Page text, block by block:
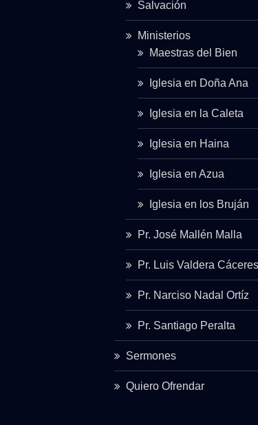
Salvación
Ministerios
Maestras del Bien
Iglesia en Doña Ana
Iglesia en la Caleta
Iglesia en Haina
Iglesia en Azua
Iglesia en los Bruján
Pr. José Mallén Malla
Pr. Luis Valdera Cáceres
Pr. Narciso Nadal Ortíz
Pr. Santiago Peralta
Sermones
Quiero Ofrendar